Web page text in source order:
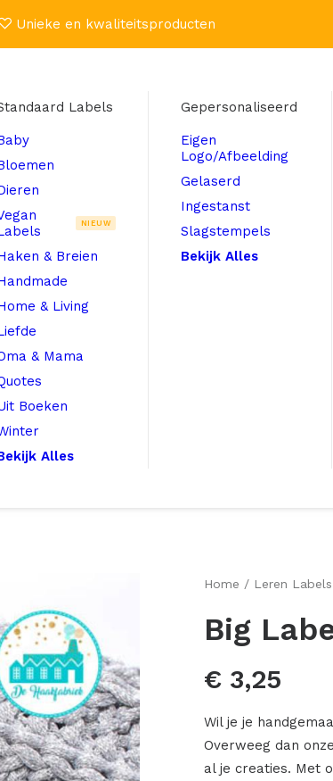
Unieke en kwaliteitsproducten
Labels
NIEUW
& Breien
& Living
& Mama
Boeken
Alles
Gepersonaliseerd
Eigen
Logo/Afbeelding
Gelaserd
Ingestanst
Slagstempels
Bekijk Alles
Home Leren Labels
Big
€ 3,25
Wil je je
Overweeg dan
al je creaties. Met